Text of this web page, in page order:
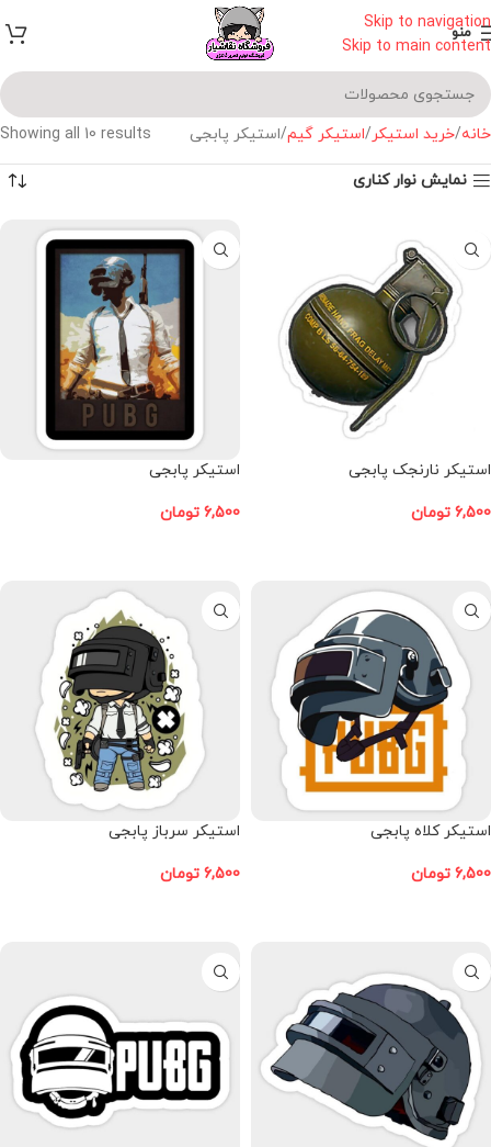
Skip to navigation
Skip to main content
منو
خانه خرید استیکر استیکر گیم استیکر پابجی Showing all 10 results
نمایش نوار کناری
استیکر نارنجک پابجی
6,500 تومان
استیکر پابجی
6,500 تومان
استیکر کلاه پابجی
6,500 تومان
استیکر سرباز پابجی
6,500 تومان